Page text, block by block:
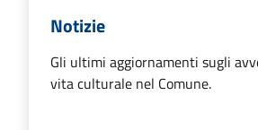
Notizie
Gli ultimi aggiornamenti sugli
vita culturale nel Comune.